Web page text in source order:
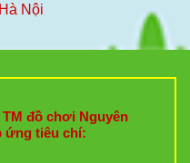
Nội
đồ chơi Nguyên
ứng tiêu chí: